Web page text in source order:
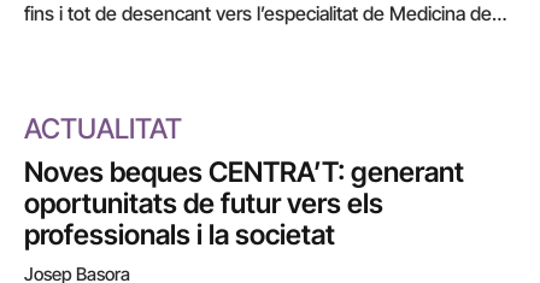
fins i tot de desencant vers l’especialitat de Medicina de
atractives que contemplin les vessants assistencials, de
docència i de recerca.…
ACTUALITAT
Noves beques CENTRA’T: generant
oportunitats de futur vers els
professionals i la societat
Josep Basora